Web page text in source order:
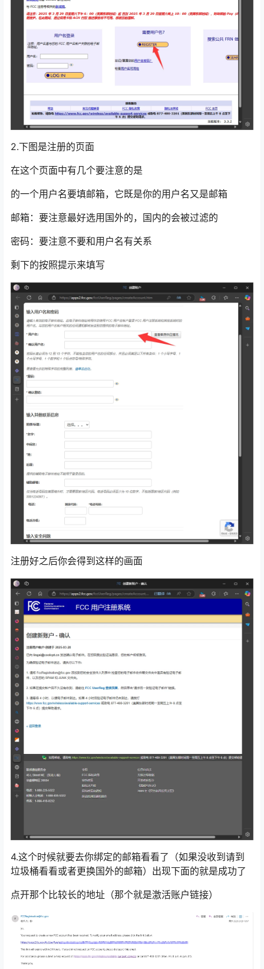
2.下图是注册的页面
在这个页面中有几个要注意的是
的一个用户名要填邮箱，它既是你的用户名又是邮箱
邮箱：要注意最好选用国外的，国内的会被过滤的
密码：要注意不要和用户名有关系
剩下的按照提示来填写
注册好之后你会得到这样的画面
4.这个时候就要去你绑定的邮箱看看了（如果没收到请到
垃圾桶看看或者更换国外的邮箱）出现下面的就是成功了
点开那个比较长的地址（那个就是激活账户链接）